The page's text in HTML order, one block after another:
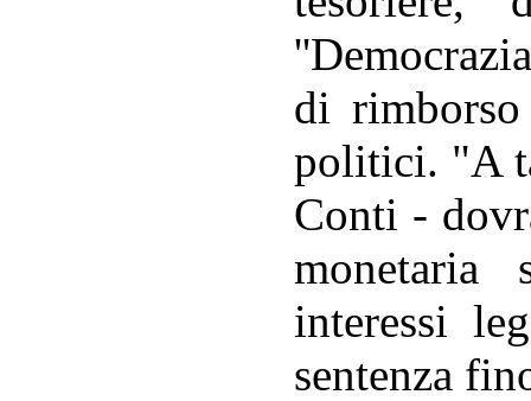
di
politici. "A
Conti -
interessi
sentenza